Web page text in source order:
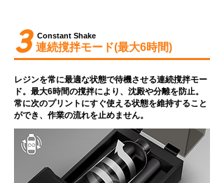
3 Constant Shake
連続撹拌モード(最大6時間)
​レジンを常に最適な状態で待機させる連続撹拌モー
ド。最大6時間の撹拌により、沈殿や分離を防止。
常に次のプリントにすぐ使える状態を維持すること
ができ、作業の流れを止めません。